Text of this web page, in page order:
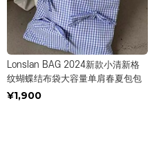
Lonslan BAG 2024新款小清新格
纹蝴蝶结布袋大容量单肩春夏包包
¥1,900